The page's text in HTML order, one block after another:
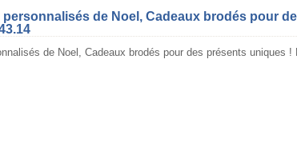
de Noel, Cadeaux brodés pour